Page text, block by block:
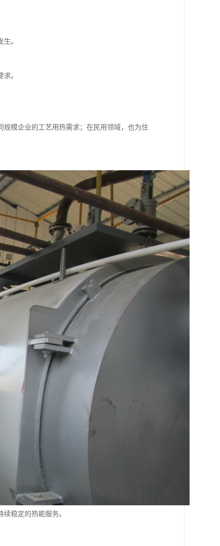
。
。
模企业的工艺用热需求；在民用领域，也为住
稳定的热能服务。